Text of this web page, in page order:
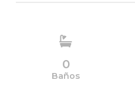
0
Baños